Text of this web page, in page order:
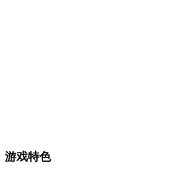
游戏特色